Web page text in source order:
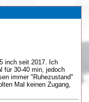
inch seit 2017. Ich
für 30-40 min, jedoch
immer "Ruhezustand"
Mal keinen Zugang,